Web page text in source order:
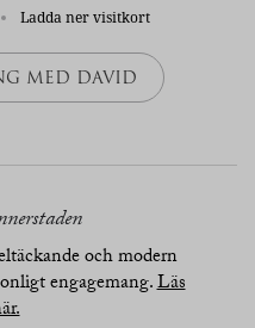
Ladda ner visitkort
MED DAVID
och modern
engagemang.Läs